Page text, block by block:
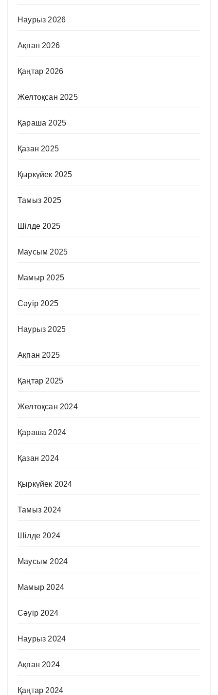
Наурыз 2026
Ақпан 2026
Қаңтар 2026
Желтоқсан 2025
Қараша 2025
Қазан 2025
Қыркүйек 2025
Тамыз 2025
Шілде 2025
Маусым 2025
Мамыр 2025
Сәуір 2025
Наурыз 2025
Ақпан 2025
Қаңтар 2025
Желтоқсан 2024
Қараша 2024
Қазан 2024
Қыркүйек 2024
Тамыз 2024
Шілде 2024
Маусым 2024
Мамыр 2024
Сәуір 2024
Наурыз 2024
Ақпан 2024
Қаңтар 2024